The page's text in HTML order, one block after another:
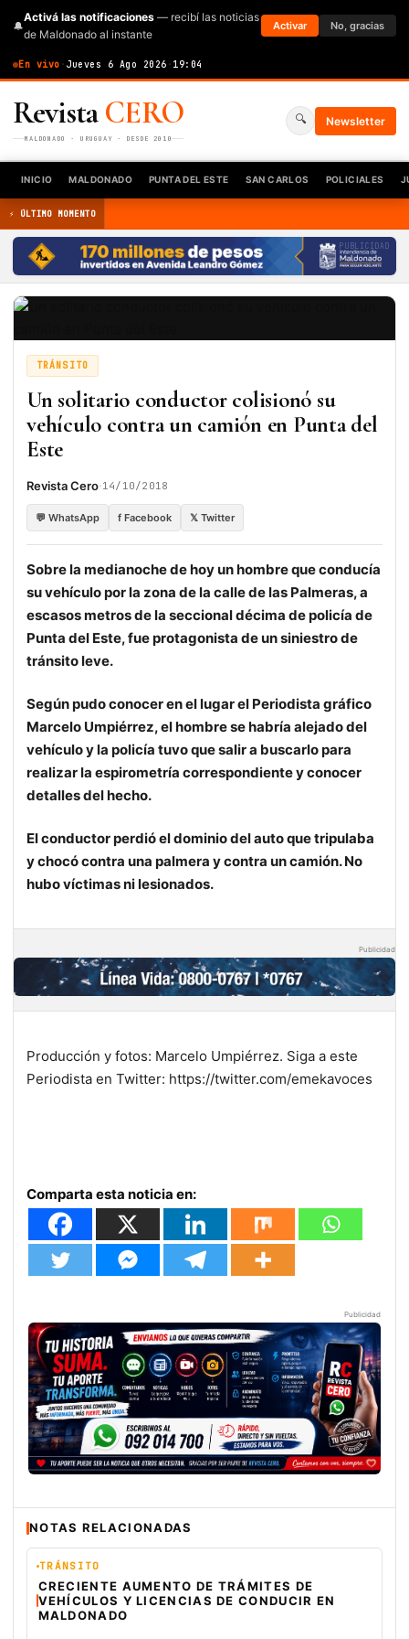
🔔
Activá las notificaciones — recibí las noticias
de Maldonado al instante
Activar No, gracias
En vivo · Jueves 6 Ago 2026 · 19:04
RevistaCERO
MALDONADO · URUGUAY · DESDE 2010
🔍 Newsletter
INICIO MALDONADO PUNTA DEL ESTE SAN CARLOS POLICIALES
⚡ ÚLTIMO MOMENTO
PUBLICIDAD
TRÁNSITO
Un solitario conductor colisionó su
vehículo contra un camión en Punta del
Este
Revista Cero·14/10/2018
💬 WhatsApp f Facebook 𝕏 Twitter
Sobre la medianoche de hoy un hombre que conducía
su vehículo por la zona de la calle de las Palmeras, a
escasos metros de la seccional décima de policía de
Punta del Este, fue protagonista de un siniestro de
tránsito leve.
Según pudo conocer en el lugar el Periodista gráfico
Marcelo Umpiérrez, el hombre se habría alejado del
vehículo y la policía tuvo que salir a buscarlo para
realizar la espirometría correspondiente y conocer
detalles del hecho.
El conductor perdió el dominio del auto que tripulaba
y chocó contra una palmera y contra un camión. No
hubo víctimas ni lesionados.
Publicidad
Producción y fotos: Marcelo Umpiérrez. Siga a este
Periodista en Twitter: https://twitter.com/emekavoces
Comparta esta noticia en:
Publicidad
NOTAS RELACIONADAS
TRÁNSITO
CRECIENTE AUMENTO DE TRÁMITES DE
VEHÍCULOS Y LICENCIAS DE CONDUCIR EN
MALDONADO